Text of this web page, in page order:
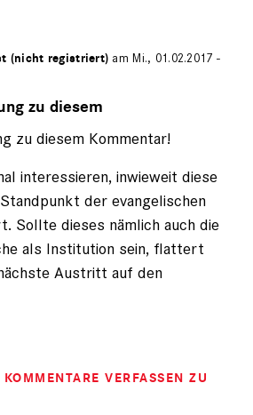
(nicht registriert) am Mi., 01.02.2017 -
zu diesem
zu diesem Kommentar!
interessieren, inwieweit diese
der evangelischen
Sollte dieses nämlich auch die
als Institution sein, flattert
Austritt auf den
VERFASSEN ZU